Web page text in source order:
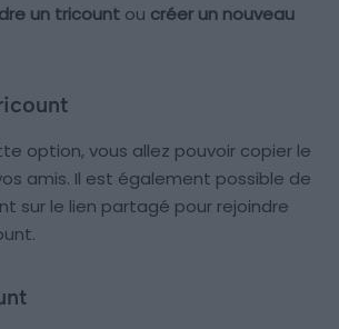
un tricount ou créer un nouveau
option, vous allez pouvoir copier le
amis. Il est également possible de
sur le lien partagé pour rejoindre